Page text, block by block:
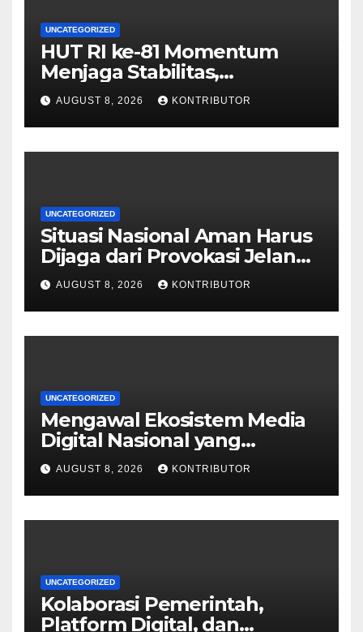
UNCATEGORIZED
HUT RI ke-81 Momentum
Menjaga Stabilitas,
Keamanan, dan Optimisme
AUGUST 8, 2026 KONTRIBUTOR
UNCATEGORIZED
Situasi Nasional Aman Harus
Dijaga dari Provokasi Jelang
HUT ke-81 RI
AUGUST 8, 2026 KONTRIBUTOR
UNCATEGORIZED
Mengawal Ekosistem Media
Digital Nasional yang
Tangguh Hadapi Disrupsi AI
AUGUST 8, 2026 KONTRIBUTOR
UNCATEGORIZED
Kolaborasi Pemerintah,
Platform Digital, dan